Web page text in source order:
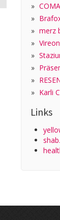
»
»
» merz
»
»
»
»
» Karli
Links